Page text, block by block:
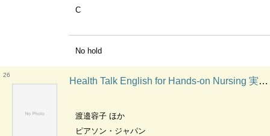
C
No hold
26
Health Talk English for Hands-on Nursing 実践的看護英語の基礎
渡邉容子 ほか
ピアソン・ジャパン